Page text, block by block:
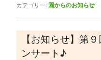
カテゴリー:園からのお知らせ
【お知らせ】第
ンサート♪